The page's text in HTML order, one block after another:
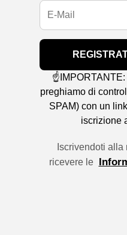
preghiamo di
SPAM) con un
iscrizione
Iscrivendoti alla
ricevere le